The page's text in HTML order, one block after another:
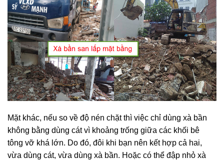
Mặt khác, nếu so về độ nén chặt thì việc chỉ dùng xà bần
không bằng dùng cát vì khoảng trống giữa các khối bê
tông vỡ khá lớn. Do đó, đôi khi bạn nên kết hợp cả hai,
vừa dùng cát, vừa dùng xà bần. Hoặc có thể đập nhỏ xà